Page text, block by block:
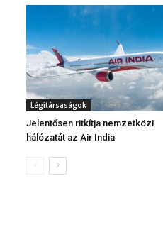
Légitársaságok
Jelentősen ritkítja nemzetközi
hálózatát az Air India